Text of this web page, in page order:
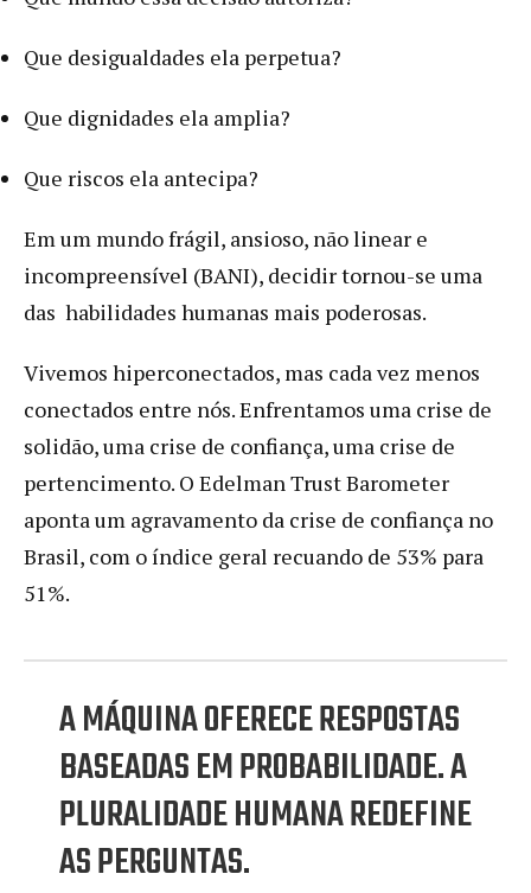
Que desigualdades ela perpetua?
Que dignidades ela amplia?
Que riscos ela antecipa?
Em um mundo frágil, ansioso, não linear e
incompreensível (BANI), decidir tornou-se uma
das habilidades humanas mais poderosas.
Vivemos hiperconectados, mas cada vez menos
conectados entre nós. Enfrentamos uma crise de
solidão, uma crise de confiança, uma crise de
pertencimento. O Edelman Trust Barometer
aponta um agravamento da crise de confiança no
Brasil, com o índice geral recuando de 53% para
51%.
A MÁQUINA OFERECE RESPOSTAS
BASEADAS EM PROBABILIDADE. A
PLURALIDADE HUMANA REDEFINE
AS PERGUNTAS.